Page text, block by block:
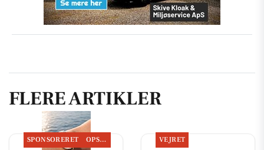
FLERE ARTIKLER
SPONSORERET OPSLAGSTAVLEN VEJRET